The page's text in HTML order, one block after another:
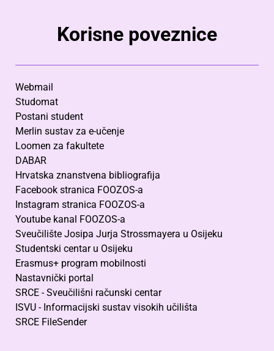
Korisne poveznice
Webmail
Studomat
Postani student
Merlin sustav za e-učenje
Loomen za fakultete
DABAR
Hrvatska znanstvena bibliografija
Facebook stranica FOOZOS-a
Instagram stranica FOOZOS-a
Youtube kanal FOOZOS-a
Sveučilište Josipa Jurja Strossmayera u Osijeku
Studentski centar u Osijeku
Erasmus+ program mobilnosti
Nastavnički portal
SRCE - Sveučilišni računski centar
ISVU - Informacijski sustav visokih učilišta
SRCE FileSender